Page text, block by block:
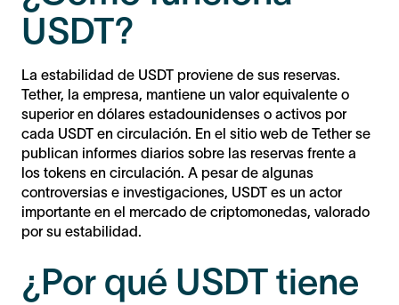
USDT?
La estabilidad de USDT proviene de sus reservas.
Tether, la empresa, mantiene un valor equivalente o
superior en dólares estadounidenses o activos por
cada USDT en circulación. En el sitio web de Tether se
publican informes diarios sobre las reservas frente a
los tokens en circulación. A pesar de algunas
controversias e investigaciones, USDT es un actor
importante en el mercado de criptomonedas, valorado
por su estabilidad.
¿Por qué USDT tiene